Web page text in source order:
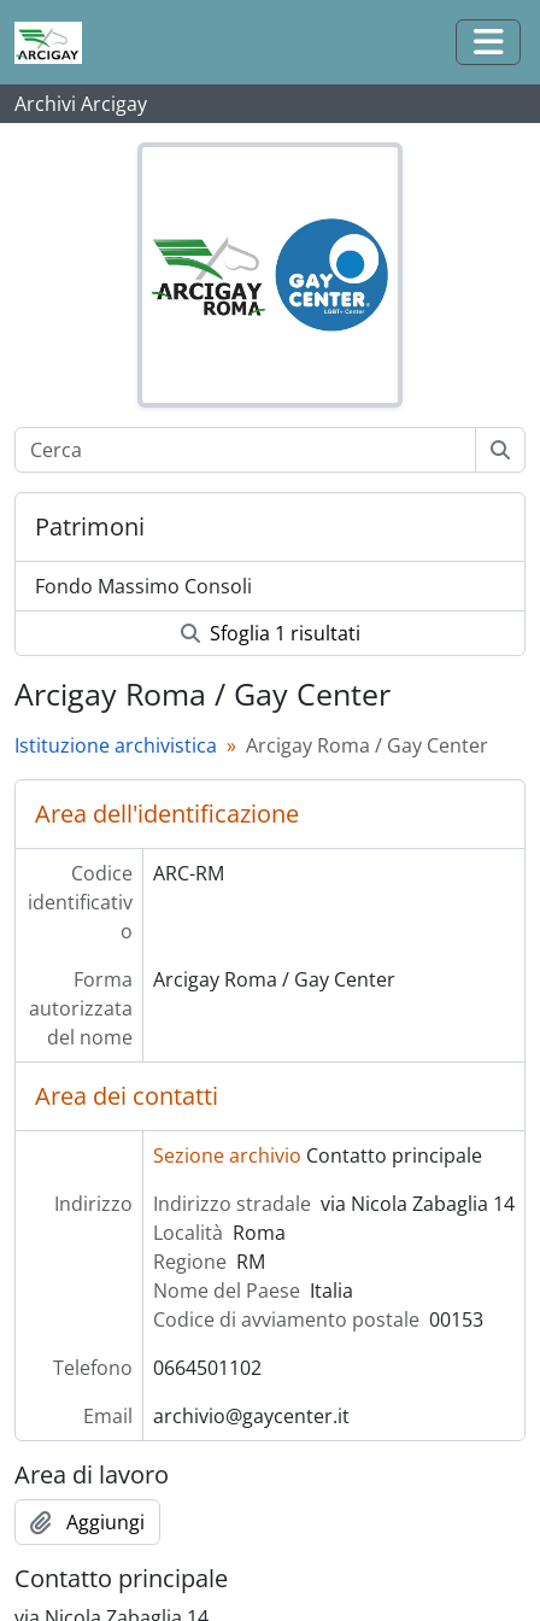
Vai al contenuto principale
Archivi Arcigay
Patrimoni
Fondo Massimo Consoli
Sfoglia 1 risultati
Arcigay Roma / Gay Center
Istituzione archivistica Arcigay Roma / Gay Center
Area dell'identificazione
Codice
identificativ
o
ARC-RM
Forma
autorizzata
del nome
Arcigay Roma / Gay Center
Area dei contatti
Sezione archivio Contatto principale
Indirizzo
Indirizzo stradale via Nicola Zabaglia 14
Località Roma
Regione RM
Nome del Paese Italia
Codice di avviamento postale 00153
Telefono
0664501102
Email
archivio@gaycenter.it
Area di lavoro
Aggiungi
Contatto principale